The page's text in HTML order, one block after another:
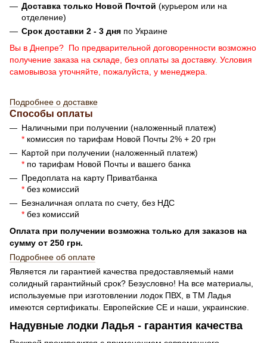
Доставка только Новой Почтой (курьером или на
отделение)
Срок доставки 2 - 3 дня по Украине
Вы в Днепре? По предварительной договоренности возможно
получение заказа на складе, без оплаты за доставку. Условия
самовывоза уточняйте, пожалуйста, у менеджера.
Подробнее о доставке
Способы оплаты
Наличными при получении (наложенный платеж)
* комиссия по тарифам Новой Почты 2% + 20 грн
Картой при получении (наложенный платеж)
* по тарифам Новой Почты и вашего банка
Предоплата на карту Приватбанка
* без комиссий
Безналичная оплата по счету, без НДС
* без комиссий
Оплата при получении возможна только для заказов на
сумму от 250 грн.
Подробнее об оплате
Является ли гарантией качества предоставляемый нами
солидный гарантийный срок? Безусловно! На все материалы,
используемые при изготовлении лодок ПВХ, в ТМ Ладья
имеются сертификаты. Европейские СЕ и наши, украинские.
Надувные лодки Ладья - гарантия качества